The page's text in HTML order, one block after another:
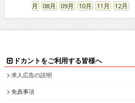
08
09 10 11 12
ドカントをご利用する皆様へ
求人広告の説明
免責事項